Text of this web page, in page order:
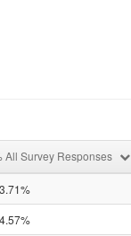
All Survey Responses